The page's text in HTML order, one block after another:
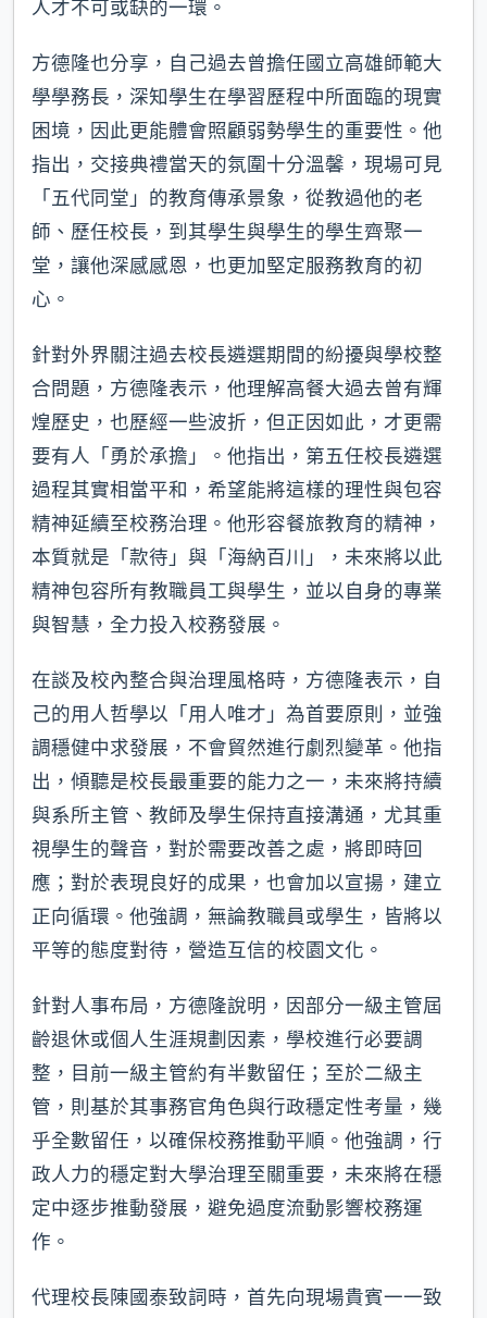
人才不可或缺的一環。
方德隆也分享，自己過去曾擔任國立高雄師範大
學學務長，深知學生在學習歷程中所面臨的現實
困境，因此更能體會照顧弱勢學生的重要性。他
指出，交接典禮當天的氛圍十分溫馨，現場可見
「五代同堂」的教育傳承景象，從教過他的老
師、歷任校長，到其學生與學生的學生齊聚一
堂，讓他深感感恩，也更加堅定服務教育的初
心。
針對外界關注過去校長遴選期間的紛擾與學校整
合問題，方德隆表示，他理解高餐大過去曾有輝
煌歷史，也歷經一些波折，但正因如此，才更需
要有人「勇於承擔」。他指出，第五任校長遴選
過程其實相當平和，希望能將這樣的理性與包容
精神延續至校務治理。他形容餐旅教育的精神，
本質就是「款待」與「海納百川」，未來將以此
精神包容所有教職員工與學生，並以自身的專業
與智慧，全力投入校務發展。
在談及校內整合與治理風格時，方德隆表示，自
己的用人哲學以「用人唯才」為首要原則，並強
調穩健中求發展，不會貿然進行劇烈變革。他指
出，傾聽是校長最重要的能力之一，未來將持續
與系所主管、教師及學生保持直接溝通，尤其重
視學生的聲音，對於需要改善之處，將即時回
應；對於表現良好的成果，也會加以宣揚，建立
正向循環。他強調，無論教職員或學生，皆將以
平等的態度對待，營造互信的校園文化。
針對人事布局，方德隆說明，因部分一級主管屆
齡退休或個人生涯規劃因素，學校進行必要調
整，目前一級主管約有半數留任；至於二級主
管，則基於其事務官角色與行政穩定性考量，幾
乎全數留任，以確保校務推動平順。他強調，行
政人力的穩定對大學治理至關重要，未來將在穩
定中逐步推動發展，避免過度流動影響校務運
作。
代理校長陳國泰致詞時，首先向現場貴賓一一致